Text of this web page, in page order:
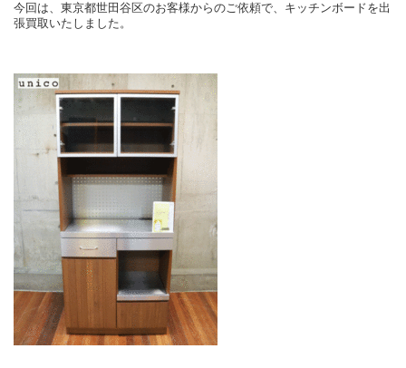
今回は、東京都世田谷区のお客様からのご依頼で、キッチンボードを出
張買取いたしました。